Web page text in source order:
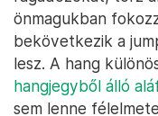
önmagukban
bekövetkezik a
lesz. A hang
hangjegyből álló
sem lenne